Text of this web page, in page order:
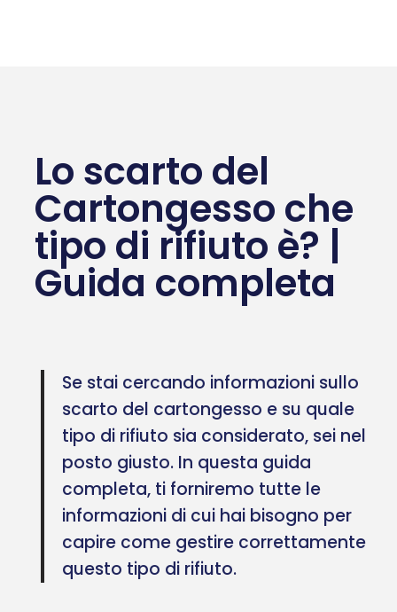
Lo scarto del
Cartongesso che
tipo di rifiuto è? |
Guida completa
Se stai cercando informazioni sullo
scarto del cartongesso e su quale
tipo di rifiuto sia considerato, sei nel
posto giusto. In questa guida
completa, ti forniremo tutte le
informazioni di cui hai bisogno per
capire come gestire correttamente
questo tipo di rifiuto.